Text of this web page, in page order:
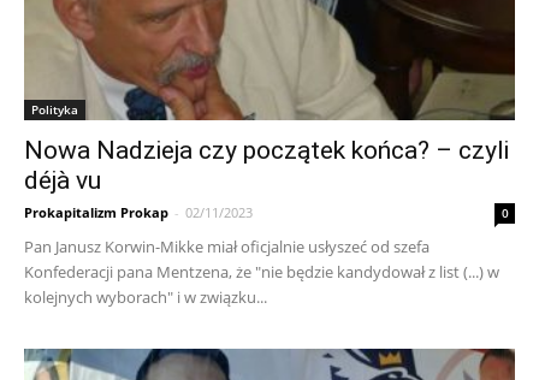
Polityka
Nowa Nadzieja czy początek końca? – czyli
déjà vu
Prokapitalizm Prokap - 02/11/2023 0
Pan Janusz Korwin-Mikke miał oficjalnie usłyszeć od szefa
Konfederacji pana Mentzena, że "nie będzie kandydował z list (...) w
kolejnych wyborach" i w związku...